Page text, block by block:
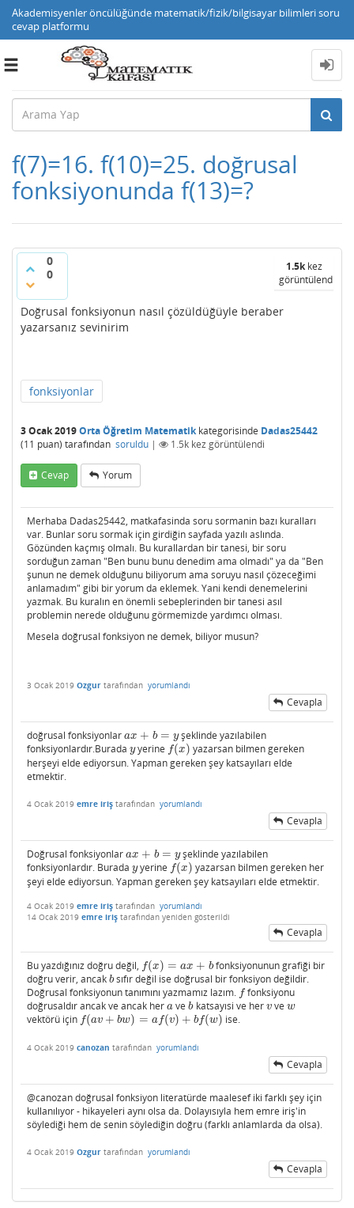
Akademisyenler öncülüğünde matematik/fizik/bilgisayar bilimleri soru
cevap platformu
Toggle
f(7)=16. f(10)=25. doğrusal
fonksiyonunda f(13)=?
0
0
1.5kkez
görüntülendi
Doğrusal fonksiyonun nasıl çözüldüğüyle beraber
yazarsanız sevinirim
fonksiyonlar
3 Ocak 2019Orta Öğretim Matematikkategorisinde Dadas25442
(11 puan) tarafından soruldu | 1.5k kez görüntülendi
Cevap Yorum
Merhaba Dadas25442, matkafasinda soru sormanin bazı kuralları
var. Bunlar soru sormak için girdiğin sayfada yazılı aslında.
Gözünden kaçmış olmalı. Bu kurallardan bir tanesi, bir soru
sorduğun zaman "Ben bunu bunu denedim ama olmadı" ya da "Ben
şunun ne demek olduğunu biliyorum ama soruyu nasıl çözeceğimi
anlamadım" gibi bir yorum da eklemek. Yani kendi denemelerini
yazmak. Bu kuralın en önemli sebeplerinden bir tanesi asıl
problemin nerede olduğunu görmemizde yardımcı olması.
Mesela doğrusal fonksiyon ne demek, biliyor musun?
3 Ocak 2019 Ozgur tarafından yorumlandı
Cevapla
doğrusal fonksiyonlar ax + b = y
ax+ b= y
şeklinde yazılabilen
fonksiyonlardır.Burada y
yyerine f(x)
f(x)
yazarsan bilmen gereken
herşeyi elde ediyorsun. Yapman gereken şey katsayıları elde
etmektir.
4 Ocak 2019 emre iriş tarafından yorumlandı
Cevapla
Doğrusal fonksiyonlar ax + b = y
ax+ b= y
şeklinde yazılabilen
fonksiyonlardır. Burada y
yyerine f(x)
f(x)
yazarsan bilmen gereken her
şeyi elde ediyorsun. Yapman gereken şey katsayıları elde etmektir.
4 Ocak 2019 emre iriş tarafından yorumlandı
14 Ocak 2019 emre iriş tarafından yeniden gösterildi
Cevapla
Bu yazdığınız doğru değil, f(x) = ax + b
f(x)=a x+ b
fonksiyonunun grafiği bir
doğru verir, ancak b
bsıfır değil ise doğrusal bir fonksiyon değildir.
Doğrusal fonksiyonun tanımını yazmamız lazım. f
f fonksiyonu
doğrusaldır ancak ve ancak her a
a veb
bkatsayısi ve her v
vve w
w
vektörü için f(av + bw) = af(v) + bf(w)
f(av+bw )=af( )+ bf(w) ise.
4 Ocak 2019 canozan tarafından yorumlandı
Cevapla
@canozan doğrusal fonksiyon literatürde maalesef iki farklı şey için
kullanılıyor - hikayeleri aynı olsa da. Dolayısıyla hem emre iriş'in
söylediği hem de senin söylediğin doğru (farklı anlamlarda da olsa).
4 Ocak 2019 Ozgur tarafından yorumlandı
Cevapla